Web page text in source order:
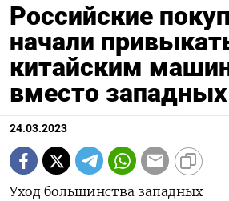
Российские
начали
китайским
вместо западных
24.03.2023
Уход большинства западных